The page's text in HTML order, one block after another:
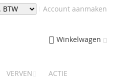
Account aanmaken
Winkelwagen
VERVEN ACTIE